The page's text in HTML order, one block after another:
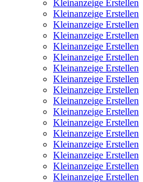
Kleinanzeige Erstellen
Kleinanzeige Erstellen
Kleinanzeige Erstellen
Kleinanzeige Erstellen
Kleinanzeige Erstellen
Kleinanzeige Erstellen
Kleinanzeige Erstellen
Kleinanzeige Erstellen
Kleinanzeige Erstellen
Kleinanzeige Erstellen
Kleinanzeige Erstellen
Kleinanzeige Erstellen
Kleinanzeige Erstellen
Kleinanzeige Erstellen
Kleinanzeige Erstellen
Kleinanzeige Erstellen
Kleinanzeige Erstellen